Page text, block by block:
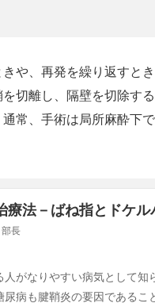
や、再発を繰り返すと
切離し、隔壁を切除す
常、手術は局所麻酔下
療法－ばね指とドケル
長
人がなりやすい病気として
尿病も腱鞘炎の要因であるこ